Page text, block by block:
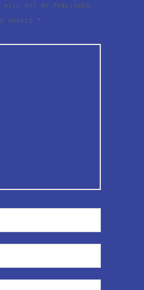
will not be published.
marked *